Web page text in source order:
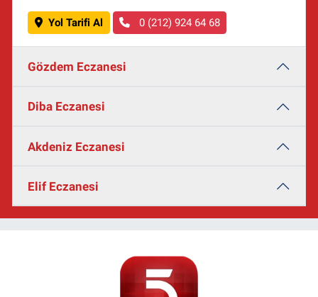
Yol Tarifi Al 0 (212) 924 64 68
Gözdem Eczanesi
Diba Eczanesi
Akdeniz Eczanesi
Elif Eczanesi